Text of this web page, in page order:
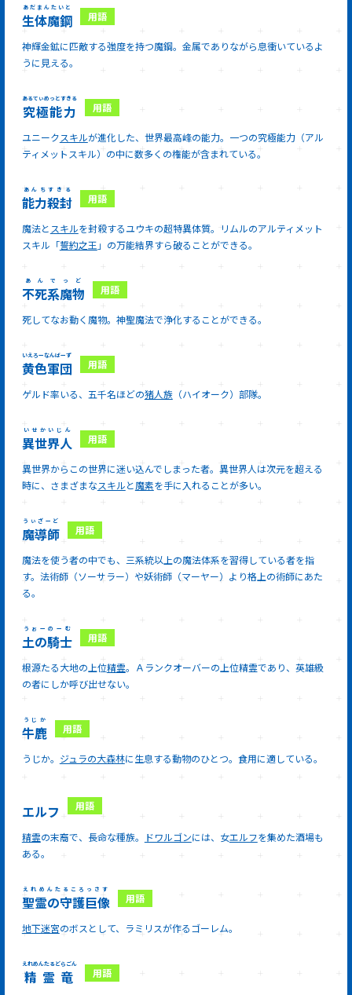
生体魔鋼
あだまんたいと
神輝金鉱に匹敵する強度を持つ魔鋼。金属でありながら息衝いているよ
うに見える。
究極能力
あるてぃめっとすきる
ユニークスキルが進化した、世界最高峰の能力。一つの究極能力（アル
ティメットスキル）の中に数多くの権能が含まれている。
能力殺封
あんちすきる
魔法とスキルを封殺するユウキの超特異体質。リムルのアルティメット
スキル「誓約之王 」の万能結界すら破ることができる。
不死系魔物
あんでっど
死してなお動く魔物。神聖魔法で浄化することができる。
黄色軍団
いえろーなんばーず
ゲルド率いる、五千名ほどの猪人族（ハイオーク）部隊。
異世界人
いせかいじん
異世界からこの世界に迷い込んでしまった者。異世界人は次元を超える
時に、さまざまなスキルと魔素を手に入れることが多い。
魔導師
うぃざーど
魔法を使う者の中でも、三系統以上の魔法体系を習得している者を指
す。法術師（ソーサラー）や妖術師（マーヤー）より格上の術師にあた
る。
土の騎士
うぉーのーむ
根源たる大地の上位精霊。Ａランクオーバーの上位精霊であり、英雄級
の者にしか呼び出せない。
牛鹿
うじか
うじか。 ジュラの大森林に生息する動物のひとつ。食用に適している。
エルフ
精霊の末裔で、長命な種族。 ドワルゴンには、女エルフを集めた酒場も
ある。
聖霊の守護巨像
えれめんたるころっさす
地下迷宮のボスとして、ラミリスが作るゴーレム。
精霊竜
えれめんたるどらごん